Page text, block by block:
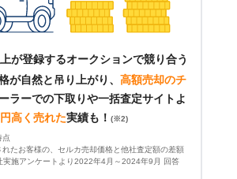
上が登録するオークションで競り合う
が自然と吊り上がり、 高額売却のチ
ラーでの下取りや一括査定サイトよ
高く売れた実績も！ (※2)
たお客様の、セルカ売却価格と他社査定額の差額
実施アンケートより2022年4月～2024年9月 回答